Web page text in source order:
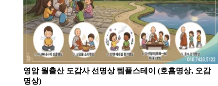
영암 월출산 도갑사 선명상 템플스테이 (호흡명상, 오감
명상)